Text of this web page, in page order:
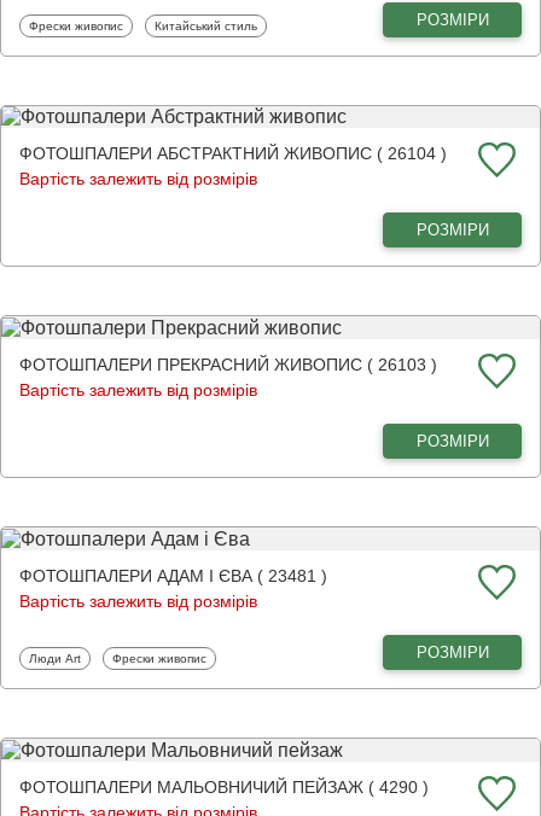
Фотошпалери
Фрески живопис Фотошпалери
Китайський стиль РОЗМІРИ
ФОТОШПАЛЕРИ АБСТРАКТНИЙ ЖИВОПИС ( 26104 )
Вартість залежить від розмірів
РОЗМІРИ
ФОТОШПАЛЕРИ ПРЕКРАСНИЙ ЖИВОПИС ( 26103 )
Вартість залежить від розмірів
РОЗМІРИ
ФОТОШПАЛЕРИ АДАМ І ЄВА ( 23481 )
Вартість залежить від розмірів
Фотошпалери
Люди Art Фотошпалери
Фрески живопис РОЗМІРИ
ФОТОШПАЛЕРИ МАЛЬОВНИЧИЙ ПЕЙЗАЖ ( 4290 )
Вартість залежить від розмірів